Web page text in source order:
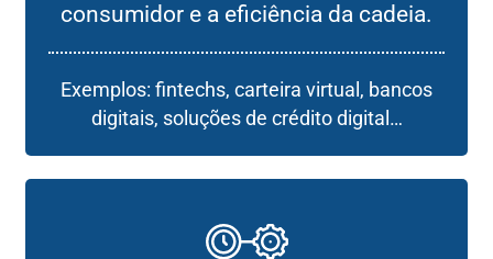
consumidor e a eficiência da cadeia.
Exemplos: fintechs, carteira virtual, bancos
digitais, soluções de crédito digital…